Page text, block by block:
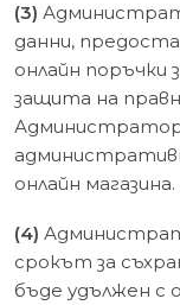
(3)
данни,
онлайн поръчки
защита на
онлайн магазина.
(4)
срокът за
бъде удължен с